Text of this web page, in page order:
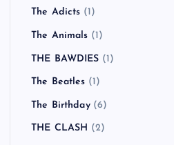
The Adicts (1)
The Animals (1)
THE BAWDIES (1)
The Beatles (1)
The Birthday(6)
THE CLASH (2)